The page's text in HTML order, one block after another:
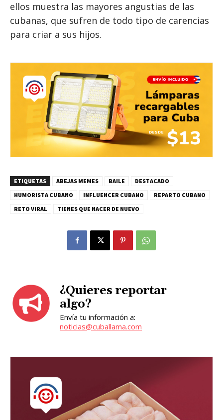
ellos muestra las mayores angustias de las
cubanas, que sufren de todo tipo de carencias
para criar a sus hijos.
ETIQUETAS ABEJAS MEMES BAILE
DESTACADO
HUMORISTA CUBANO
INFLUENCER CUBANO
REPARTO CUBANO
RETO VIRAL
TIENES QUE NACER DE NUEVO
¿Quieres reportar
algo?
Envía tu información a:
noticias@cuballama.com